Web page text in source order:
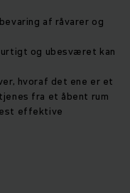
af råvarer og
og ubesværet kan
hvoraf det ene er et
fra et åbent rum
effektive